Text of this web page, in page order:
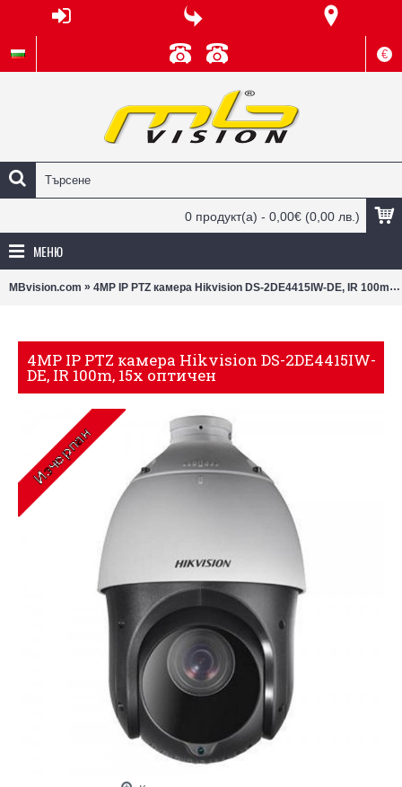
€
0 продукт(а) - 0,00€ (0,00 лв.)
МЕНЮ
MBvision.com » 4MP IP PTZ камера Hikvision DS-2DE4415IW-DE, IR 100m, 15x оптичен
4MP IP PTZ камера Hikvision DS-2DE4415IW-
DE, IR 100m, 15x оптичен